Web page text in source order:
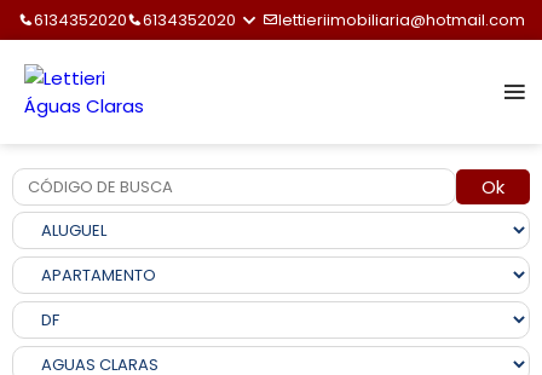
6134352020 6134352020 lettieriimobiliaria@hotmail.com
Ok